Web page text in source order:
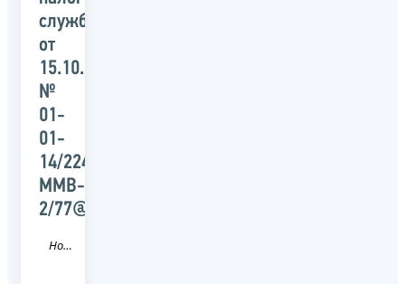
службы
от
15.10.2015
№
01-
01-
14/22440/
ММВ-23-
2/77@
Новость